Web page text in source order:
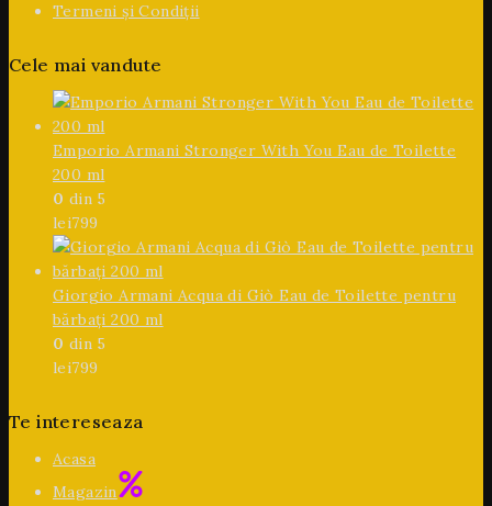
Termeni și Condiții
Cele mai vandute
Emporio Armani Stronger With You Eau de Toilette
200 ml
0 din 5
lei799
Giorgio Armani Acqua di Giò Eau de Toilette pentru
bărbați 200 ml
0 din 5
lei799
Te intereseaza
Acasa
Magazin